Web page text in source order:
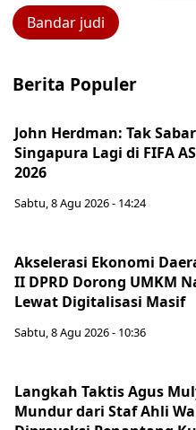
Bandar judi
Berita Populer
John Herdman: Tak
Singapura Lagi di FIFA
2026
Sabtu, 8 Agu 2026 - 14:24
Akselerasi Ekonomi
II DPRD Dorong UMKM
Lewat Digitalisasi Masif
Sabtu, 8 Agu 2026 - 10:36
Langkah Taktis Agus
Mundur dari Staf Ahli